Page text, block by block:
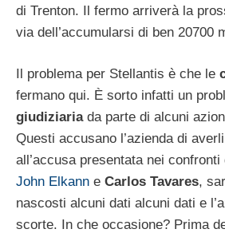
di Trenton. Il fermo arriverà la
via dell’accumularsi di ben 20700
Il problema per Stellantis è che le
fermano qui. È sorto infatti un
giudiziariada parte di alcuni
Questi accusano l’azienda di
all’accusa presentata nei
John Elkann e Carlos Tavares,
nascosti alcuni dati alcuni dati e
scorte. In che occasione? Prima